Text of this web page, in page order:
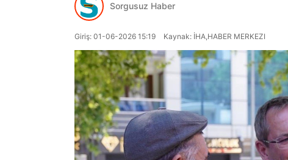
Sorgusuz Haber
Giriş: 01-06-2026 15:19 Kaynak: İHA,HABER MERKEZI